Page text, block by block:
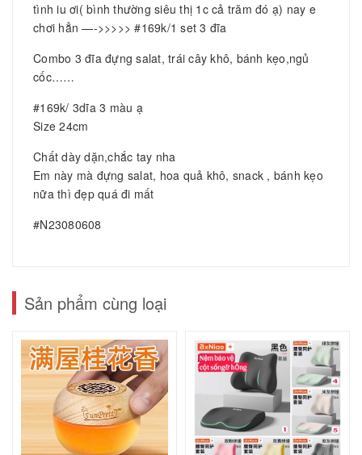
tình iu ơi( bình thường siêu thị 1c cả trăm đó ạ) nay e
chơi hẳn —->>>>> #169k/1 set 3 đĩa
Combo 3 đĩa đựng salat, trái cây khô, bánh kẹo,ngủ
cốc……
#169k/ 3dĩa 3 màu ạ
Size 24cm
Chất dày dặn,chắc tay nha
Em này mà đựng salat, hoa quả khô, snack , bánh kẹo
nữa thì đẹp quá đi mất
#N23080608
Sản phẩm cùng loại